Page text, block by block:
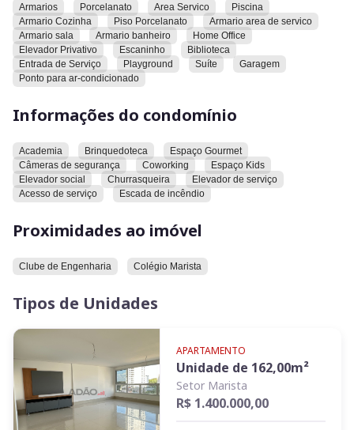
dos espaços
✅ Ambientes amplos, modernos e muito bem distribuídos
✅ 2 vagas de garagem
✅ Escaninho com aproximadamente 7 m²
🌟 O condomínio oferece área de lazer completa, segurança,
proporciona, próximo aos melhores restaurantes, escolas,
supermercados e serviços da cidade.
diferenciado, com espaço, privacidade e localização
privilegiada.
📲 Entre em contato e agende sua visita. Conheça de perto
Armarios Porcelanato Area Servico
Piscina
Armario Cozinha
Piso Porcelanato
Armario area de servico
Armario sala
Armario banheiro
Home Office
Elevador Privativo
Escaninho
Biblioteca
Entrada de Serviço
Playground Suíte
Garagem
Ponto para ar-condicionado
Informações do condomínio
Academia Brinquedoteca
Espaço Gourmet
Câmeras de segurança
Coworking
Espaço Kids
Elevador social
Churrasqueira
Elevador de serviço
Acesso de serviço
Escada de incêndio
Proximidades ao imóvel
Clube de Engenharia Colégio Marista
Tipos de Unidades
APARTAMENTO
Unidade de 162,00m²
Setor Marista
R$ 1.400.000,00